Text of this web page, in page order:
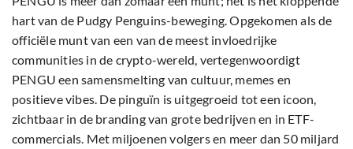
hart van de Pudgy Penguins-beweging. Opgekomen als de
officiële munt van een van de meest invloedrijke
communities in de crypto-wereld, vertegenwoordigt
PENGU een samensmelting van cultuur, memes en
positieve vibes. De pinguïn is uitgegroeid tot een icoon,
zichtbaar in de branding van grote bedrijven en in ETF-
commercials. Met miljoenen volgers en meer dan 50 miljard